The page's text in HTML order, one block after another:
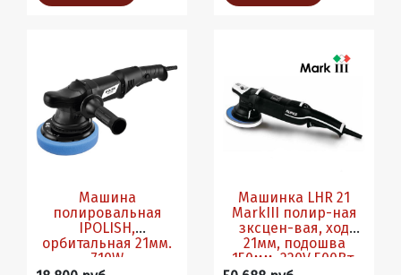
Машина
полировальная
IPOLISH,
орбитальная 21мм.
710W
Машинка LHR 21
MarkIII полир-ная
зксцен-вая, ход
21мм, подошва
150мм, 220V 500Вт.